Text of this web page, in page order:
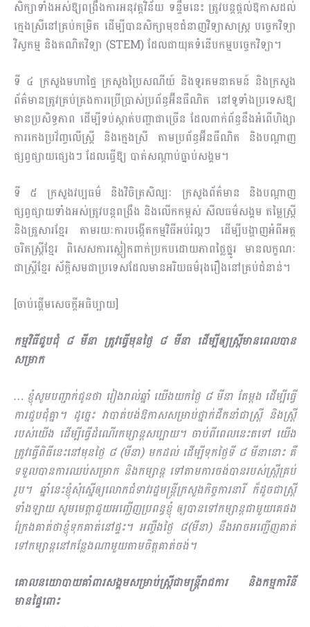
សិក្សាទាំងអស់ឱ្យពង្រឹងការអនុវត្តវិន័យ ទន្ទឹមនេះ ត្រូវបន្ដផ្ដល់ឱកាសដល់
ក្មេងស្រីនៅគ្រប់កម្រិត ដើម្បីបានសិក្សាមុខជំនាញវិទ្យាសាស្ត្រ បច្ចេកវិទ្យា
វិស្វកម្ម និងគណិតវិទ្យា (STEM) ដែលជាយុគទំនើបកម្មបច្ចេកវិទ្យា។
ទី ៤ ក្រសួងមហាផ្ទៃ ក្រសួងប្រៃសណីយ៍ និងទូរគមនាគមន៍ និងក្រសួង
ព័ត៌មានត្រូវគ្រប់គ្រងការប្រើប្រាស់ប្រព័ន្ធអ៊ីនធឺណិត នៅទូទាំងប្រទេសឱ្យ
មានប្រសិទ្ធភាព ដើម្បីទប់ស្កាត់បញ្ហាជាច្រើន ដែលពាក់ព័ន្ធនឹងអំពើហិង្សា
ការកេងប្រវ័ញ្ចលើស្ត្រី និងក្មេងស្រី តាមប្រព័ន្ធអ៊ីនធឺណិត និងបណ្តាញ
ផ្សព្វផ្សាយផ្សេងៗ ដែលធ្វើឱ្យ បាត់សណ្តាប់ធ្នាប់សង្គម។
ទី ៥ ក្រសួងវប្បធម៌ និងវិចិត្រសិល្បៈ ក្រសួងព័ត៌មាន និងបណ្តាញ
ផ្សព្វផ្សាយទាំងអស់ត្រូវបន្តពង្រឹង និងលើកកម្ពស់ សីលធម៌សង្គម តម្លៃស្ត្រី
និងគ្រួសារខ្មែរ តាមរយៈការបង្កើតកម្មវិធីអប់រំល្អៗ ដើម្បីបង្ហាញអំពីអត្ត
ចរិតស្ដ្រីខ្មែរ ពិសេសការស្លៀកពាក់ប្រកបដោយភាពថ្លៃថ្នូរ មានលក្ខណៈ
ជាស្ត្រីខ្មែរ ស័ក្តិសមជាប្រទេសដែលមានអរិយធម៌រុងរឿងនៅគ្រប់ជំនាន់។
[ចាប់ផ្ដើមសេចក្ដីអធិប្បាយ]
កម្មវិធីជួបជុំ ៨ មីនា ត្រូវធ្វើមុនថ្ងៃ ៨ មីនា ដើម្បីឲ្យស្ដ្រីមានពេលបាន
សម្រាក
… ខ្ញុំសូមបញ្ជាក់ជូនថា រៀងរាល់ឆ្នាំ យើងយកថ្ងៃ ៨ មីនា តែម្ដង ដើម្បីធ្វើ
ការជួបជុំគ្នា។ ដូច្នេះ វាបាត់បង់ឱកាសសម្រាប់ថ្នាក់ដឹកនាំជាស្ត្រី និងស្ត្រី
របស់យើង ដើម្បីធ្វើដំណើរកម្សាន្តសប្បាយ។ ចាប់ពីពេលនេះតទៅ យើង
ត្រូវធ្វើពិធីនេះនៅមុនថ្ងៃ ៨ (មីនា) មកដល់ ដើម្បីទុកថ្ងៃទី ៨ មីនានោះ គឺ
ទទួលបានការឈប់សម្រាក និងកម្សាន្ត ទៅតាមការចង់បានរបស់ស្ត្រីគ្រប់
រូប។ ឆ្នាំនេះខ្ញុំសុំស្នើឲ្យលោកជំទាវរដ្ឋមន្ត្រីក្រសួងកិច្ចការនារី ក៏ដូចជាស្ត្រី
ទាំងឡាយ សូមមេត្តាជួយអញ្ជើញប្រពន្ធខ្ញុំ ឲ្យបានទៅកម្សាន្តជាមួយគេផង
ក្រែងគាត់ថាខ្ញុំទុកគាត់នៅផ្ទះ។ អញ្ចឹងថ្ងៃ ៨(មីនា) នឹងអាចអញ្ជើញគាត់
ទៅកម្សាន្តនៅកន្លែងណាមួយតាមចិត្តគាត់ចង់។
គោលនយោបាយគាំពារសង្គមសម្រាប់ស្រ្ដីជាមន្ដ្រីរាជការ និងកម្មការិនី
មានផ្ទៃពោះ